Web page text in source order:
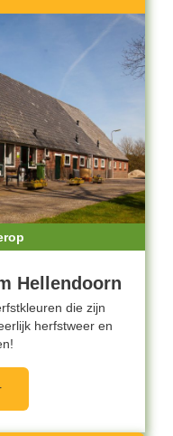
Hellendoorn
die zijn
herfstweer en